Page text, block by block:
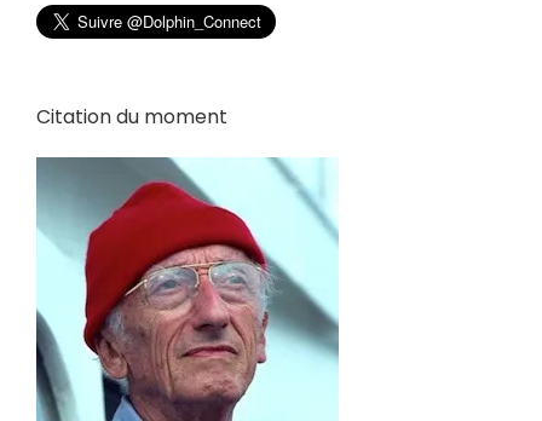
Citation du moment